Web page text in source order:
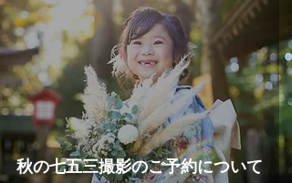
秋の七五三撮影のご予約について